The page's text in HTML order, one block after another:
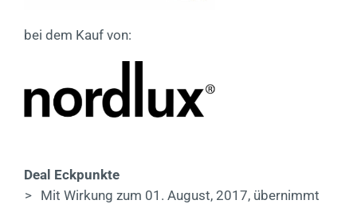
News
Kontakt
bei dem Kauf von:
Deal Eckpunkte
>
Mit Wirkung zum 01. August, 2017, übernimmt